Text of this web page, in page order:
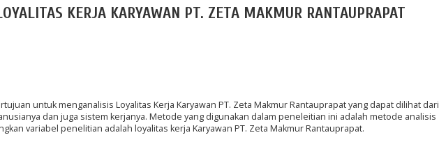
KERJA KARYAWAN PT. ZETA MAKMUR RANTAUPRAPAT
untuk menganalisis Loyalitas Kerja Karyawan PT. Zeta Makmur Rantauprapat yang dapat dilihat dari
dan juga sistem kerjanya. Metode yang digunakan dalam peneleitian ini adalah metode analisis
variabel penelitian adalah loyalitas kerja Karyawan PT. Zeta Makmur Rantauprapat.